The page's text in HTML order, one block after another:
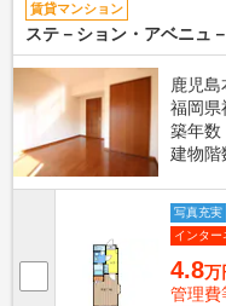
賃貸マンション
ステ－ション・アベニュ
鹿児
福岡県
築年数
建物階
写真充実
インター
4.8万
管理費